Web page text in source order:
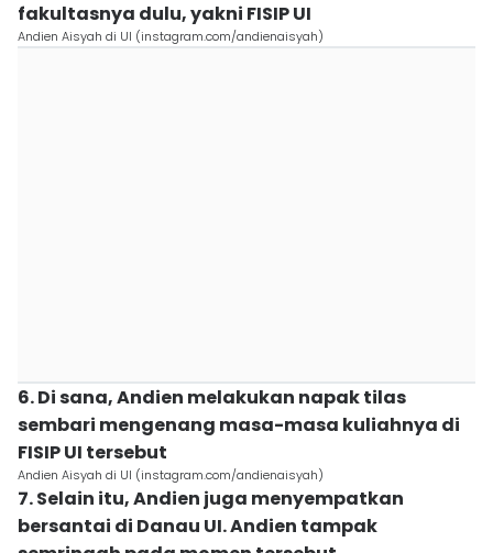
fakultasnya dulu, yakni FISIP UI
Andien Aisyah di UI (instagram.com/andienaisyah)
6. Di sana, Andien melakukan napak tilas
sembari mengenang masa-masa kuliahnya di
FISIP UI tersebut
Andien Aisyah di UI (instagram.com/andienaisyah)
7. Selain itu, Andien juga menyempatkan
bersantai di Danau UI. Andien tampak